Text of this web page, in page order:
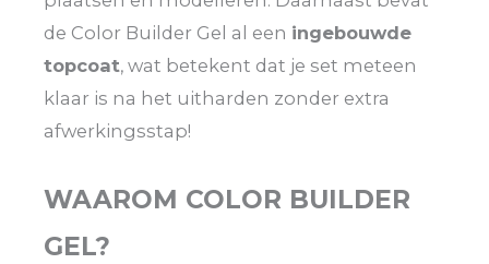
de Color Builder Gel al een ingebouwde
topcoat, wat betekent dat je set meteen
klaar is na het uitharden zonder extra
afwerkingsstap!
WAAROM COLOR BUILDER
GEL?